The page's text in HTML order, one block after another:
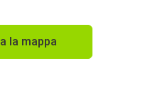
la mappa